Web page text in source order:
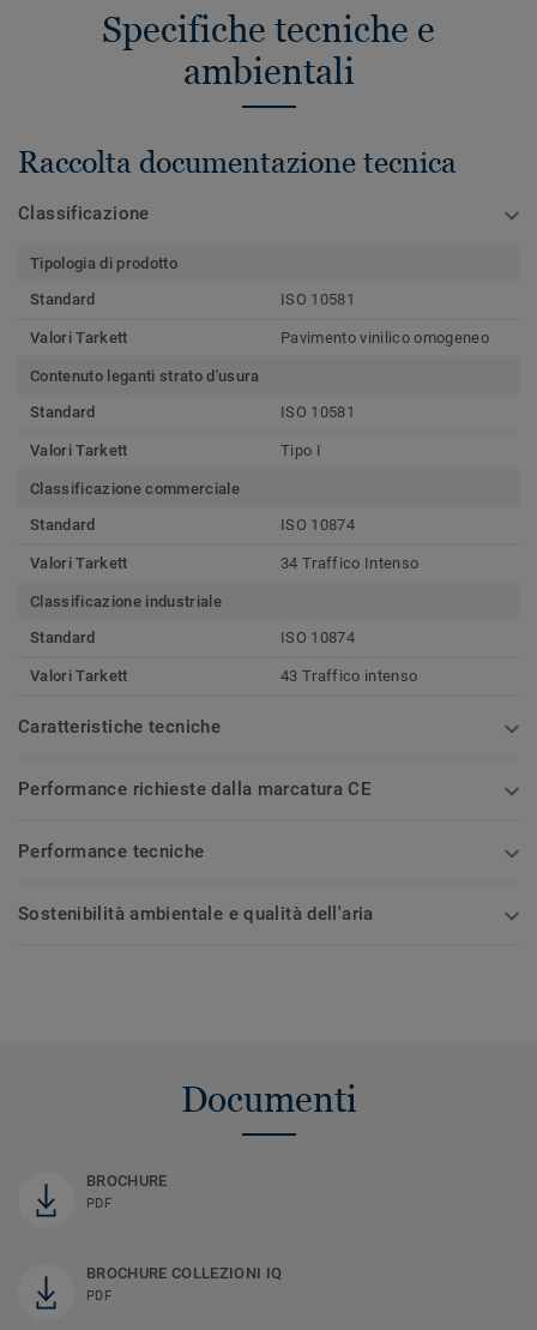
Specifiche tecniche e
ambientali
Raccolta documentazione tecnica
Classificazione
Tipologia di prodotto
Standard
ISO 10581
Valori Tarkett Pavimento vinilico omogeneo
Contenuto leganti strato d'usura
Standard
ISO 10581
Valori Tarkett Tipo I
Classificazione commerciale
Standard
ISO 10874
Valori Tarkett 34 Traffico Intenso
Classificazione industriale
Standard
ISO 10874
Valori Tarkett 43 Traffico intenso
Caratteristiche tecniche
Performance richieste dalla marcatura CE
Performance tecniche
Sostenibilità ambientale e qualità dell'aria
Documenti
BROCHURE
PDF
BROCHURE COLLEZIONI IQ
PDF